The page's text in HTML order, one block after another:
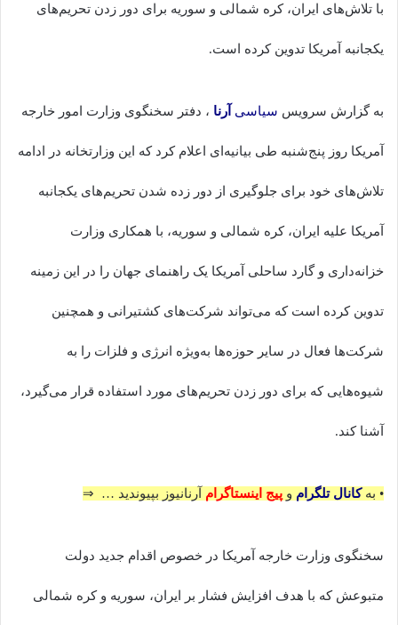
با تلاش‌های ایران، کره شمالی و سوریه برای دور زدن تحریم‌های
یکجانبه آمریکا تدوین کرده است.
به گزارش سرویس سیاسی آرنا ، دفتر سخنگوی وزارت امور خارجه
آمریکا روز پنج‌شنبه طی بیانیه‌ای اعلام کرد که این وزارتخانه در ادامه
تلاش‌های خود برای جلوگیری از دور زده شدن تحریم‌های یکجانبه
آمریکا علیه ایران، کره شمالی و سوریه، با همکاری وزارت
خزانه‌داری و گارد ساحلی آمریکا یک راهنمای جهان را در این زمینه
تدوین کرده است که می‌تواند شرکت‌های کشتیرانی و همچنین
شرکت‌ها فعال در سایر حوزه‌ها به‌ویژه انرژی و فلزات را به
شیوه‌هایی که برای دور زدن تحریم‌های مورد استفاده قرار می‌گیرد،
آشنا کند.
• بهکانال تلگرام و پیج اینستاگرام آرنانیوز بپیوندید … ⇒
سخنگوی وزارت خارجه آمریکا در خصوص اقدام جدید دولت
متبوعش که با هدف افزایش فشار بر ایران، سوریه و کره شمالی